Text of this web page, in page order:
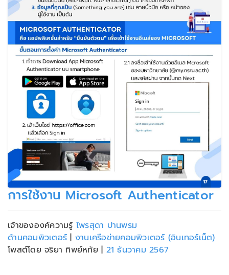
การใช้งาน Microsoft Authenticator
เจ้าขององค์ความรู้ ไพรสุดา ปานพรม
ด้านคอมพิวเตอร์| งานเครือข่ายคอมพิวเตอร์ (อินเทอร์เน็ต)
โพสต์โดย จริยา ทิพย์หทัย | 21 ธันวาคม 2567